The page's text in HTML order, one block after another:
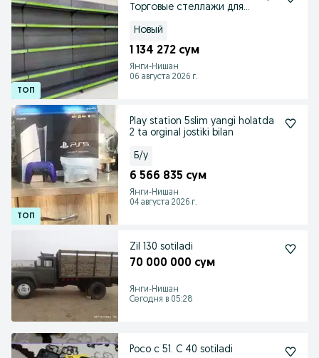
Торговые стеллажи для
Новый
1 134 272 сум
Янги-Нишан
06 августа 2026 г.
Play station 5slim yangi holatda
2 ta orginal jostiki bilan
Б/у
6 566 835 сум
Янги-Нишан
04 августа 2026 г.
Zil 130 sotiladi
70 000 000 сум
Янги-Нишан
Сегодня в 05:28
Poco c 51. C 40 sotiladi